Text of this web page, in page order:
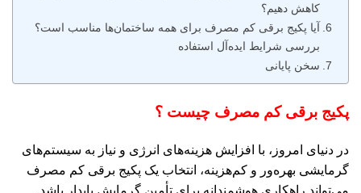
کاهش دهیم؟
آیا پکیج برقی کم مصرف برای همه ساختمان‌ها مناسب است؟
بررسی شرایط ایده‌آل استفاده
سخن پایانی
پکیج برقی کم مصرف چیست ؟
در دنیای امروز، با افزایش هزینه‌های انرژی و نیاز به سیستم‌های
گرمایشی بهره‌ور و کم‌هزینه، انتخاب یک پکیج برقی کم مصرف
می‌تواند راهکاری هوشمندانه برای تأمین گرمایش پایدار باشد.